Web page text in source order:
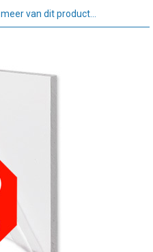
meer van dit product...